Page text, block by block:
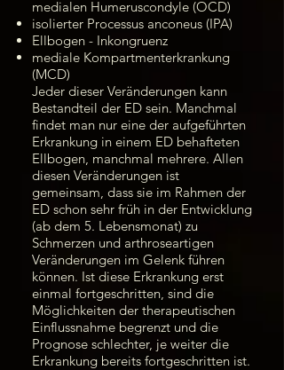
medialen Humeruscondyle (OCD)
isolierter Processus anconeus (IPA)
Ellbogen - Inkongruenz
mediale Kompartmenterkrankung
(MCD)
Jeder dieser Veränderungen kann
Bestandteil der ED sein. Manchmal
findet man nur eine der aufgeführten
Erkrankung in einem ED behafteten
Ellbogen, manchmal mehrere. Allen
diesen Veränderungen ist
gemeinsam, dass sie im Rahmen der
ED schon sehr früh in der Entwicklung
(ab dem 5. Lebensmonat) zu
Schmerzen und arthroseartigen
Veränderungen im Gelenk führen
können. Ist diese Erkrankung erst
einmal fortgeschritten, sind die
Möglichkeiten der therapeutischen
Einflussnahme begrenzt und die
Prognose schlechter, je weiter die
Erkrankung bereits fortgeschritten ist.